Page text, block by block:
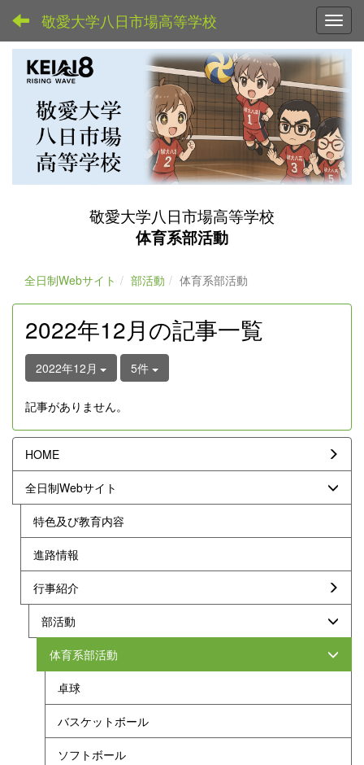
敬愛大学八日市場高等学校
敬愛大学八日市場高等学校
体育系部活動
全日制Webサイト 部活動 体育系部活動
2022年12月の記事一覧
2022年12月 5件
記事がありません。
HOME
全日制Webサイト
特色及び教育内容
進路情報
行事紹介
部活動
体育系部活動
卓球
バスケットボール
ソフトボール